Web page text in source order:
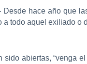
Desde hace año que
a todo aquel exiliado o
sido abiertas, “venga